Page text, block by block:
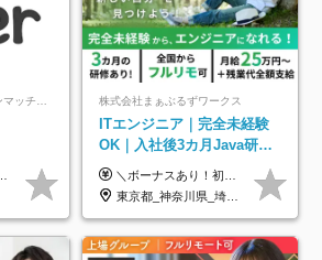
株式会社まぁぶるずワークス
ITエンジニア｜完全未経験
OK｜入社後3カ月Java研修
｜リモート率8割以上｜充実
のキャリア支援｜残業月10h
＼ボーナスあり！初年度から年収300万円以上／ ■月給25万円～35万円＋残業代全額支給＋各種手当＋賞与年1回 ◎経験・年齢・スキルなどを考慮し、できるだけ優遇します ◎試用期間中(3カ月)は契約社員で、月給21万円＋諸手当になります。 (試用期間中は残業が発生しません。その他の待遇に変更はありません) ----------------- ＼3つの評価軸！実力次第で早期収入アップ！／ 【1】スキル(IT理解、実装力、設計) 【2】実務力(現場評価、コミュ力、品質) 【3】姿勢(自走力、意欲、責任感) この3つの評価軸で、3カ月ごとに評価。社内グレードにより、給与が決まる明確な仕組みです。何ができれば給与が上がるのか分かりやすく、実力や努力次第で早期に収入を増やせます！ 【固定残業代について】 なし（残業代は、実際の労働時間に応じて別途全額支給）
東京都_神奈川県_埼玉県_千葉県_大阪府_愛知県_北海道_青森県_岩手県_宮城県_秋田県_山形県_福島県_茨城県_栃木県_群馬県_新潟県_山梨県_長野県_富山県_石川県_福井県_静岡県_岐阜県_三重県_兵庫県_京都府_滋賀県_奈良県_和歌山県_広島県_岡山県_鳥取県_島根県_山口県_徳島県_香川県_愛媛県_高知県_福岡県_熊本県_佐賀県_長崎県_大分県_宮崎県_鹿児島県_沖縄県